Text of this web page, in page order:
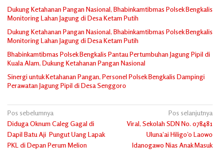
Dukung Ketahanan Pangan Nasional, Bhabinkamtibmas Polsek Bengkalis
Monitoring Lahan Jagung di Desa Ketam Putih
Dukung Ketahanan Pangan Nasional, Bhabinkamtibmas Polsek Bengkalis
Monitoring Lahan Jagung di Desa Ketam Putih
Bhabinkamtibmas Polsek Bengkalis Pantau Pertumbuhan Jagung Pipil di
Kuala Alam, Dukung Ketahanan Pangan Nasional
Sinergi untuk Ketahanan Pangan, Personel Polsek Bengkalis Dampingi
Perawatan Jagung Pipil di Desa Senggoro
Navigasi
pos
Pos sebelumnya
Diduga Oknum Caleg Gagal di
Dapil Batu Aji Pungut Uang Lapak
PKL di Depan Perum Melion
Pos selanjutnya
Viral, Sekolah SDN No. 078481
Uluna’ai Hiligo’o Laowo
Idanogawo Nias Anak Masuk